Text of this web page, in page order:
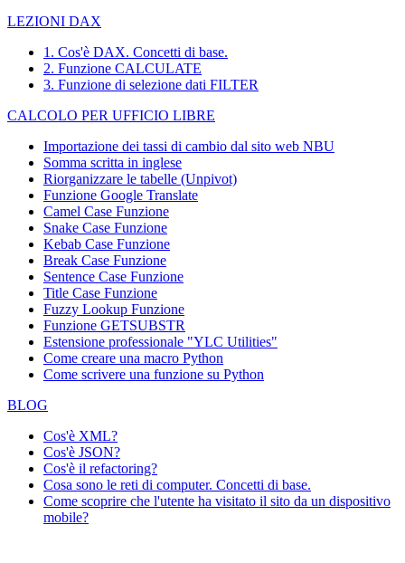
LEZIONI DAX
1. Cos'è DAX. Concetti di base.
2. Funzione CALCULATE
3. Funzione di selezione dati FILTER
CALCOLO PER UFFICIO LIBRE
Importazione dei tassi di cambio dal sito web NBU
Somma scritta in inglese
Riorganizzare le tabelle (Unpivot)
Funzione Google Translate
Camel Case Funzione
Snake Case Funzione
Kebab Case Funzione
Break Case Funzione
Sentence Case Funzione
Title Case Funzione
Fuzzy Lookup Funzione
Funzione GETSUBSTR
Estensione professionale "YLC Utilities"
Come creare una macro Python
Come scrivere una funzione su Python
BLOG
Cos'è XML?
Cos'è JSON?
Cos'è il refactoring?
Cosa sono le reti di computer. Concetti di base.
Come scoprire che l'utente ha visitato il sito da un dispositivo
mobile?